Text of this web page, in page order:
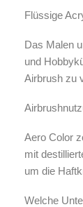
Flüssige
Das Malen
und
Airbrush zu
Aero Color
mit
um die
Welche